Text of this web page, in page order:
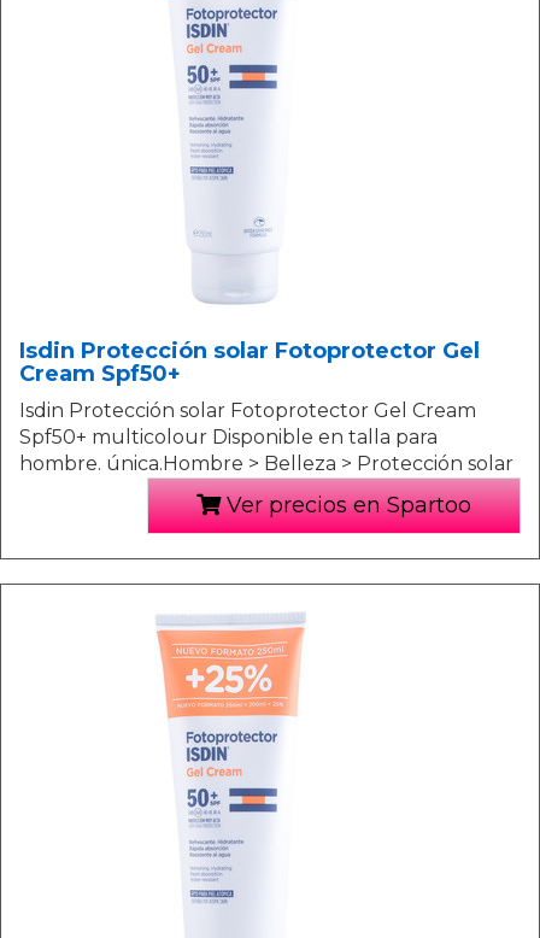
Isdin Protección solar Fotoprotector Gel
Cream Spf50+
Isdin Protección solar Fotoprotector Gel Cream
Spf50+ multicolour Disponible en talla para
hombre. única.Hombre > Belleza > Protección solar
Ver precios en Spartoo